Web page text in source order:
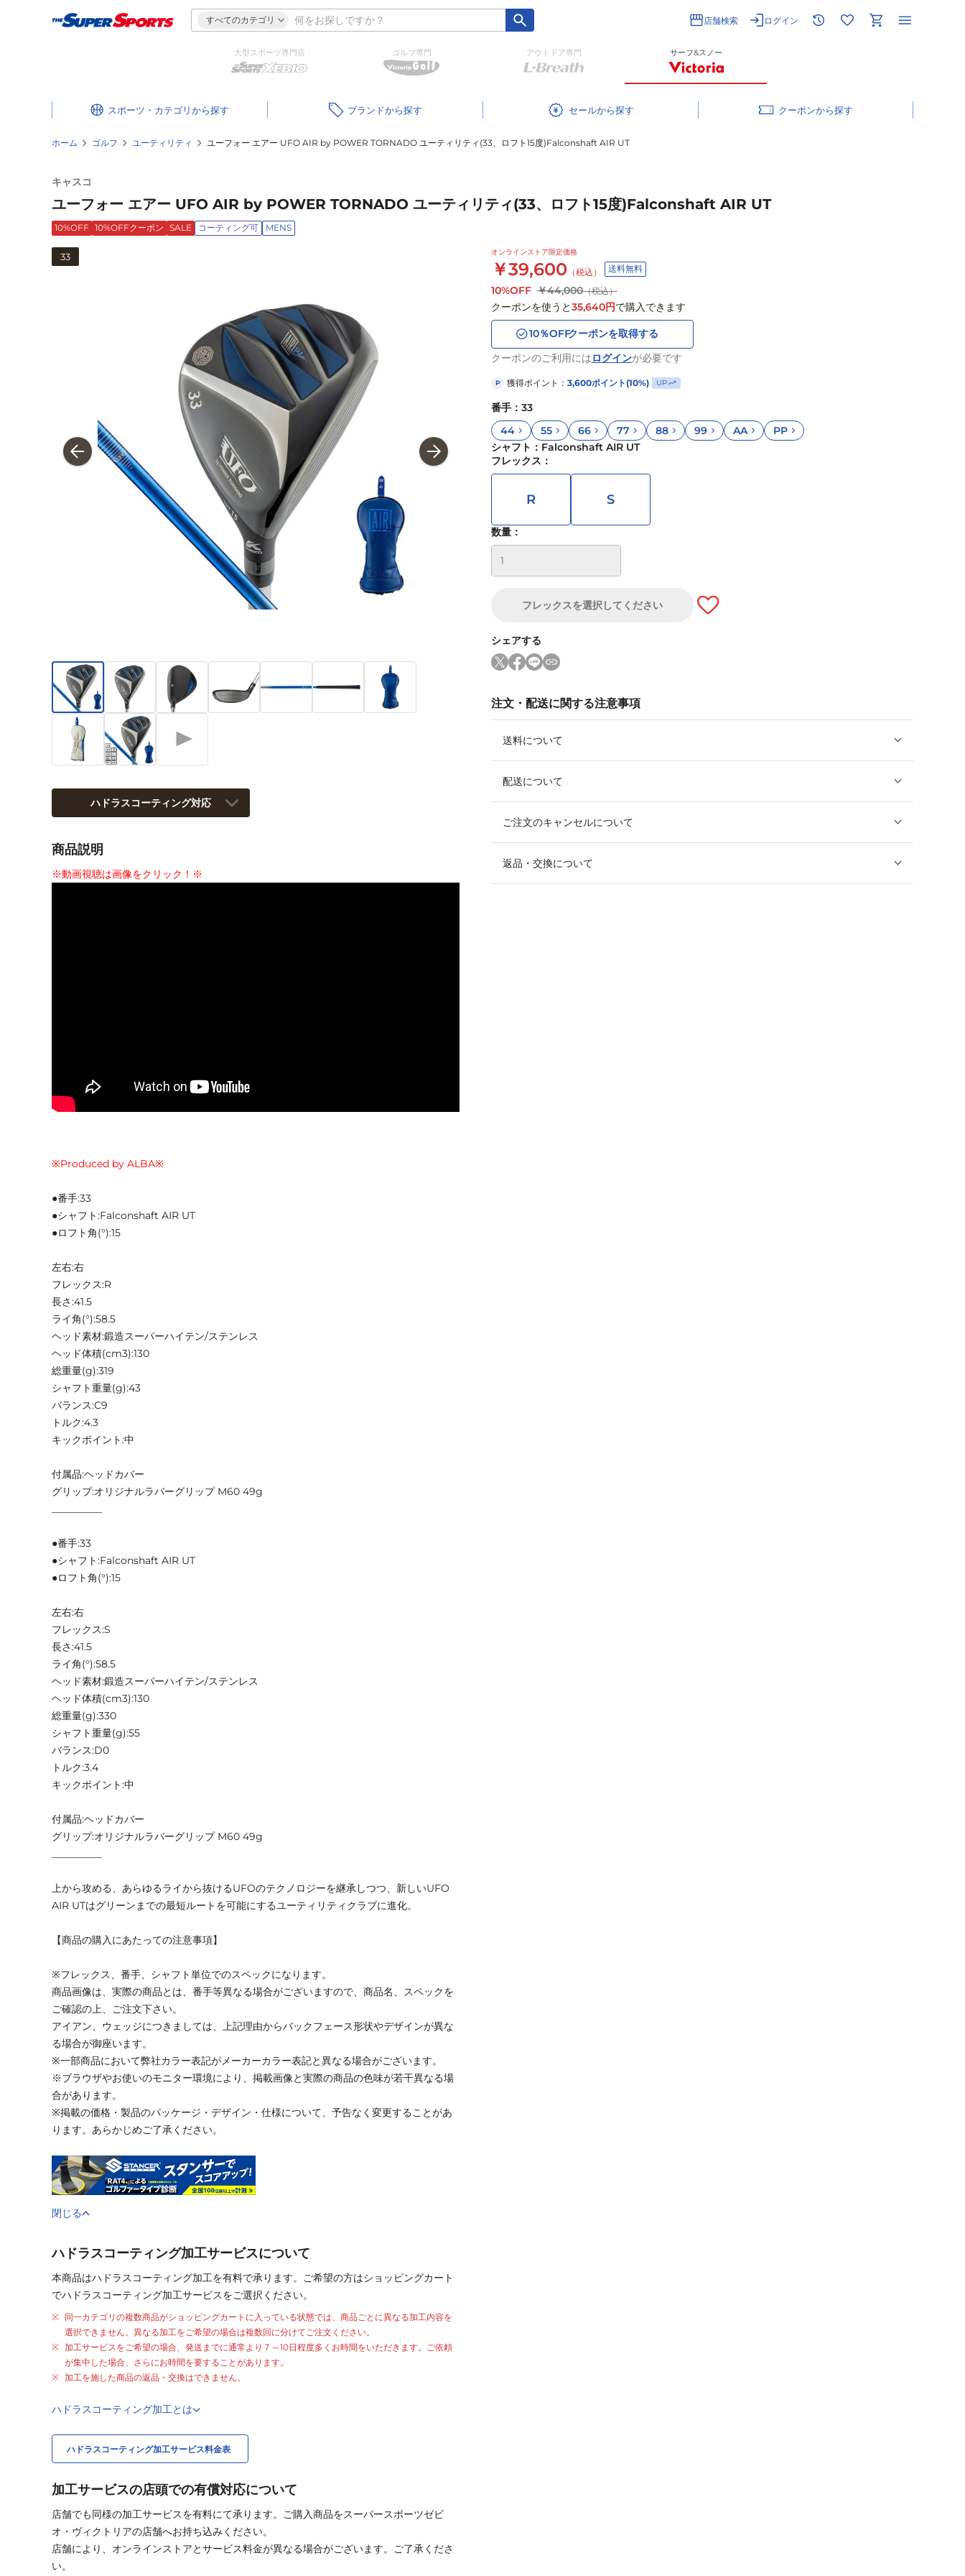
すべてのカテゴリ 店舗検索 ログイン
大型スポーツ専門店 ゴルフ専門 アウトドア専門 サーフ&スノー
スポーツ・カテゴリ ブランド セール クーポン
ホーム ゴルフ ユーティリティ ユーフォー エアー UFO AIR by POWER TORNADO ユーティリティ(33、ロフト15度)Falconshaft AIR UT
キャスコ
ユーフォー エアー UFO AIR by POWER TORNADO ユーティリティ(33、ロフト15度)Falconshaft AIR UT
10%OFF 10%OFFクーポン SALE コーティング可 MENS
33 オンラインストア限定価格
￥39,600 （税込） 送料無料
10%OFF ￥44,000（税込）
クーポンを使うと35,640円で購入できます
10％OFFクーポンを取得する
クーポンのご利用にはログインが必要です
P 獲得ポイント： 3,600ポイント(10%) UP
番手 ： 33
44
55 66 77 88 99 AA
PP
シャフト ： Falconshaft AIR UT
フレックス ：
R S
数量：
フレックスを選択してください
シェアする
注文・配送に関する注意事項
送料について
配送について
ご注文のキャンセルについて
返品・交換について
ハドラスコーティング対応
商品説明
※動画視聴は画像をクリック！※
※Produced by ALBA※
●番手:33
●シャフト:Falconshaft AIR UT
●ロフト角(°):15
左右:右
フレックス:R
長さ:41.5
ライ角(°):58.5
ヘッド素材:鍛造スーパーハイテン/ステンレス
ヘッド体積(cm3):130
総重量(g):319
シャフト重量(g):43
バランス:C9
トルク:4.3
キックポイント:中
付属品:ヘッドカバー
グリップ:オリジナルラバーグリップ M60 49g
●番手:33
●シャフト:Falconshaft AIR UT
●ロフト角(°):15
左右:右
フレックス:S
長さ:41.5
ライ角(°):58.5
ヘッド素材:鍛造スーパーハイテン/ステンレス
ヘッド体積(cm3):130
総重量(g):330
シャフト重量(g):55
バランス:D0
トルク:3.4
キックポイント:中
付属品:ヘッドカバー
グリップ:オリジナルラバーグリップ M60 49g
上から攻める、あらゆるライから抜けるUFOのテクノロジーを継承しつつ、新しいUFO
AIR UTはグリーンまでの最短ルートを可能にするユーティリティクラブに進化。
【商品の購入にあたっての注意事項】
※フレックス、番手、シャフト単位でのスペックになります。
商品画像は、実際の商品とは、番手等異なる場合がございますので、商品名、スペックを
ご確認の上、ご注文下さい。
アイアン、ウェッジにつきましては、上記理由からバックフェース形状やデザインが異な
る場合が御座います。
※一部商品において弊社カラー表記がメーカーカラー表記と異なる場合がございます。
※ブラウザやお使いのモニター環境により、掲載画像と実際の商品の色味が若干異なる場
合があります。
※掲載の価格・製品のパッケージ・デザイン・仕様について、予告なく変更することがあ
ります。あらかじめご了承ください。
閉じる
ハドラスコーティング加工サービスについて
本商品はハドラスコーティング加工を有料で承ります。ご希望の方はショッピングカート
でハドラスコーティング加工サービスをご選択ください。
同一カテゴリの複数商品がショッピングカートに入っている状態では、商品ごとに異なる加工内容を
選択できません。異なる加工をご希望の場合は複数回に分けてご注文ください。
加工サービスをご希望の場合、発送までに通常より ７～10日程度多くお時間をいただきます。ご依頼
が集中した場合、さらにお時間を要することがあります。
加工を施した商品の返品・交換はできません。
ハドラスコーティング加工とは
ハドラスコーティング加工サービス料金表
加工サービスの店頭での有償対応について
店舗でも同様の加工サービスを有料にて承ります。ご購入商品をスーパースポーツゼビ
オ・ヴィクトリアの店舗へお持ち込みください。
店舗により、オンラインストアとサービス料金が異なる場合がございます。ご了承くださ
い。